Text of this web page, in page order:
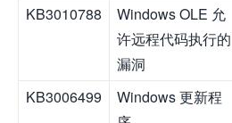
KB3010788
Windows OLE 允
许远程代码执行的
漏洞
KB3006499
Windows 更新程